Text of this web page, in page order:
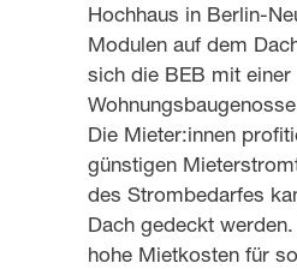
Hochhaus in Berlin-
Modulen auf dem
sich die BEB mit einer
Die Mieter:innen
günstigen
des Strombedarfes
Dach gedeckt
hohe Mietkosten für